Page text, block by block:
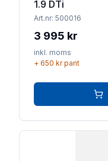
1.9 DTi
Art.nr: 500016
3 995 kr
inkl. moms
+ 650 krpant